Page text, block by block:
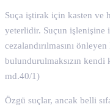
Suça iştirak için kasten ve
yeterlidir. Suçun işlenişine
cezalandırılmasını
bulundurulmaksızın kendi
md.40/1)
Özgü suçlar, ancak belli